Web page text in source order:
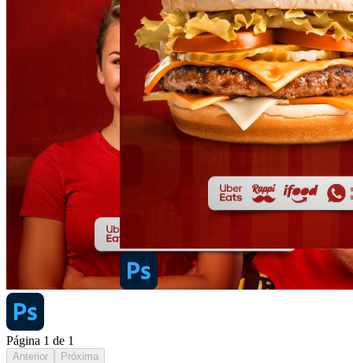
Página 1 de 1
Anterior Próxima